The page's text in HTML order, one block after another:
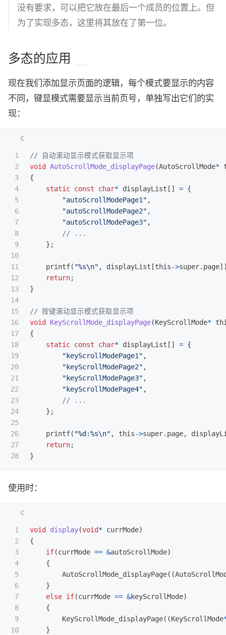
没有要求，可以把它放在最后一个成员的位置上。但
为了实现多态，这里将其放在了第一位。
多态的应用
现在我们添加显示页面的逻辑，每个模式要显示的内容
不同，键显模式需要显示当前页号，单独写出它们的实
现：
1
2
3
4
5
6
7
8
9
10
11
12
13
14
15
16
17
18
19
20
21
22
23
24
25
26
27
// 自动滚动显示模式获取显示项
void AutoScrollMode_displayPage(AutoScrollMode*
{
static const char* displayList [] = {
"autoScrollModePage1" ,
"autoScrollModePage2" ,
"autoScrollModePage3" ,
// ...
};
printf( "%s\n" , displayList [this->super. page
return;
}
// 按键滚动显示模式获取显示项
void KeyScrollMode_displayPage(KeyScrollMode*
{
static const char* displayList [] = {
"keyScrollModePage1" ,
"keyScrollModePage2" ,
"keyScrollModePage3" ,
"keyScrollModePage4" ,
// ...
};
printf( "%d:%s\n" , this->super. page,
return;
}
使用时：
1
2
3
4
5
6
7
8
9
10
void display(void* currMode)
{
if(currMode == &autoScrollMode)
{
AutoScrollMode_displayPage((
}
else if(currMode == &keyScrollMode)
{
KeyScrollMode_displayPage((KeyScrollMode
}